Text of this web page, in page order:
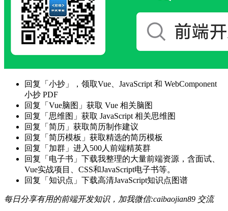
回复「小抄」，领取Vue、JavaScript 和 WebComponent
小抄 PDF
回复「Vue脑图」获取 Vue 相关脑图
回复「思维图」获取 JavaScript 相关思维图
回复「简历」获取简历制作建议
回复「简历模板」获取精选的简历模板
回复「加群」进入500人前端精英群
回复「电子书」下载我整理的大量前端资源，含面试、
Vue实战项目、CSS和JavaScript电子书等。
回复「知识点」下载高清JavaScript知识点图谱
每日分享有用的前端开发知识，加我微信:caibaojian89 交流